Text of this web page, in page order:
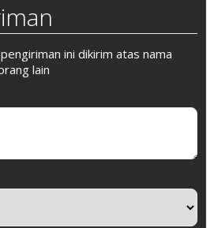
ini dikirim atas nama
lain